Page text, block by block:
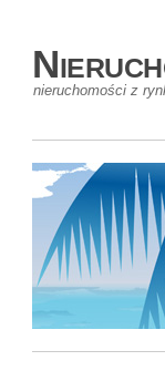
nieruchomości z